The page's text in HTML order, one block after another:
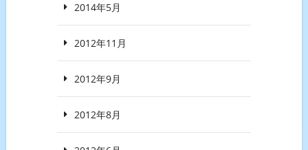
2014年5月
2012年11月
2012年9月
2012年8月